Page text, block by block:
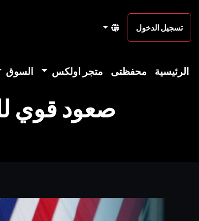
تسجيل الدخول
الرئيسية محفظتى متجر اولكس السوق
صعود قوي